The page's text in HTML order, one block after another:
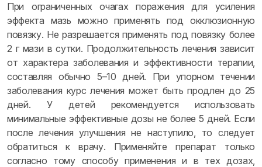
При ограниченных очагах поражения для усиления
эффекта мазь можно применять под окклюзионную
повязку. Не разрешается применять под повязку более
2 г мази в сутки. Продолжительность лечения зависит
от характера заболевания и эффективности терапии,
составляя обычно 5–10 дней. При упорном течении
заболевания курс лечения может быть продлен до 25
дней. У детей рекомендуется использовать
минимальные эффективные дозы не более 5 дней. Если
после лечения улучшения не наступило, то следует
обратиться к врачу. Применяйте препарат только
согласно тому способу применения и в тех дозах,